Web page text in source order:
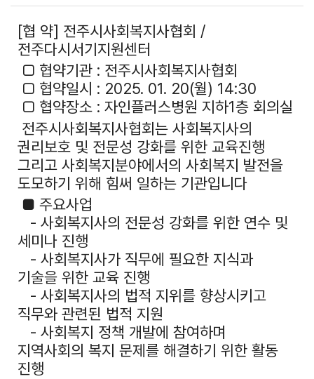
[협 약] 전주시사회복지사협회 /
전주다시서기지원센터
□ 협약기관 : 전주시사회복지사협회
□ 협약일시 : 2025. 01. 20(월) 14:30
□ 협약장소 : 자인플러스병원 지하1층 회의실
전주시사회복지사협회는 사회복지사의
권리보호 및 전문성 강화를 위한 교육진행
그리고 사회복지분야에서의 사회복지 발전을
도모하기 위해 힘써 일하는 기관입니다
■ 주요사업
- 사회복지사의 전문성 강화를 위한 연수 및
세미나 진행
- 사회복지사가 직무에 필요한 지식과
기술을 위한 교육 진행
- 사회복지사의 법적 지위를 향상시키고
직무와 관련된 법적 지원
- 사회복지 정책 개발에 참여하며
지역사회의 복지 문제를 해결하기 위한 활동
진행